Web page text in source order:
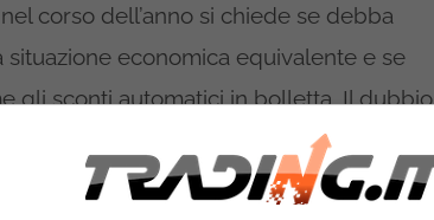
corso dell’anno si chiede se debba
economica equivalente e se
gli sconti automatici in bolletta. Il dubbio
il 20% del patrimonio già